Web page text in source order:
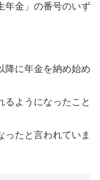
年金」の番号のいず
降に年金を納め始め
るようになったこと
ったと言われていま